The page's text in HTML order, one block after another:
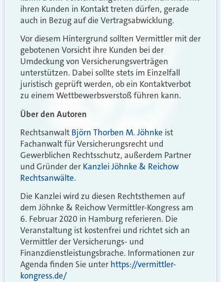
ihren Kunden in Kontakt treten dürfen, gerade
auch in Bezug auf die Vertragsabwicklung.
Vor diesem Hintergrund sollten Vermittler mit der
gebotenen Vorsicht ihre Kunden bei der
Umdeckung von Versicherungsverträgen
unterstützen. Dabei sollte stets im Einzelfall
juristisch geprüft werden, ob ein Kontaktverbot
zu einem Wettbewerbsverstoß führen kann.
Über den Autoren
Rechtsanwalt Björn Thorben M. Jöhnke ist
Fachanwalt für Versicherungsrecht und
Gewerblichen Rechtsschutz, außerdem Partner
und Gründer der Kanzlei Jöhnke & Reichow
Rechtsanwälte.
Die Kanzlei wird zu diesen Rechtsthemen auf
dem Jöhnke & Reichow Vermittler-Kongress am
6. Februar 2020 in Hamburg referieren. Die
Veranstaltung ist kostenfrei und richtet sich an
Vermittler der Versicherungs- und
Finanzdienstleistungsbrache. Informationen zur
Agenda finden Sie unter https://vermittler-
kongress.de/